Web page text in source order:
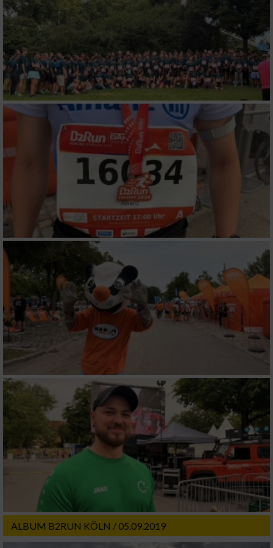
ALBUM B2RUN KÖLN / 05.09.2019